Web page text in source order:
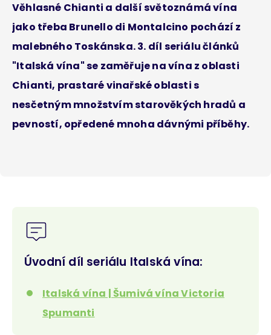
Věhlasné Chianti a další světoznámá vína
jako třeba Brunello di Montalcino pochází z
malebného Toskánska. 3. díl seriálu článků
"Italská vína" se zaměřuje na vína z oblasti
Chianti, prastaré vinařské oblasti s
nesčetným množstvím starověkých hradů a
pevností, opředené mnoha dávnými příběhy.
Úvodní díl seriálu Italská vína:
Italská vína | Šumivá vína Victoria
Spumanti